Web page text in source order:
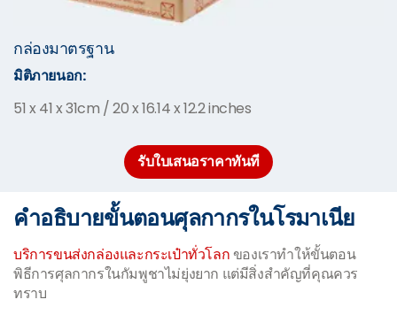
กล่องมาตรฐาน
มิติภายนอก:
51 x 41 x 31cm / 20 x 16.14 x 12.2 inches
รับใบเสนอราคาทันที
คำอธิบายขั้นตอนศุลกากรในโรมาเนีย
บริการขนส่งกล่องและกระเป๋าทั่วโลกของเราทำให้ขั้นตอน
พิธีการศุลกากรในกัมพูชาไม่ยุ่งยาก แต่มีสิ่งสำคัญที่คุณควร
ทราบ